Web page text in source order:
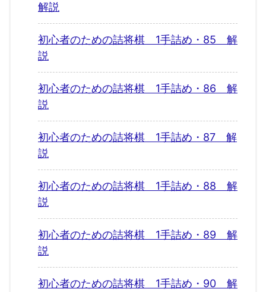
解説
初心者のための詰将棋 1手詰め・85 解
説
初心者のための詰将棋 1手詰め・86 解
説
初心者のための詰将棋 1手詰め・87 解
説
初心者のための詰将棋 1手詰め・88 解
説
初心者のための詰将棋 1手詰め・89 解
説
初心者のための詰将棋 1手詰め・90 解